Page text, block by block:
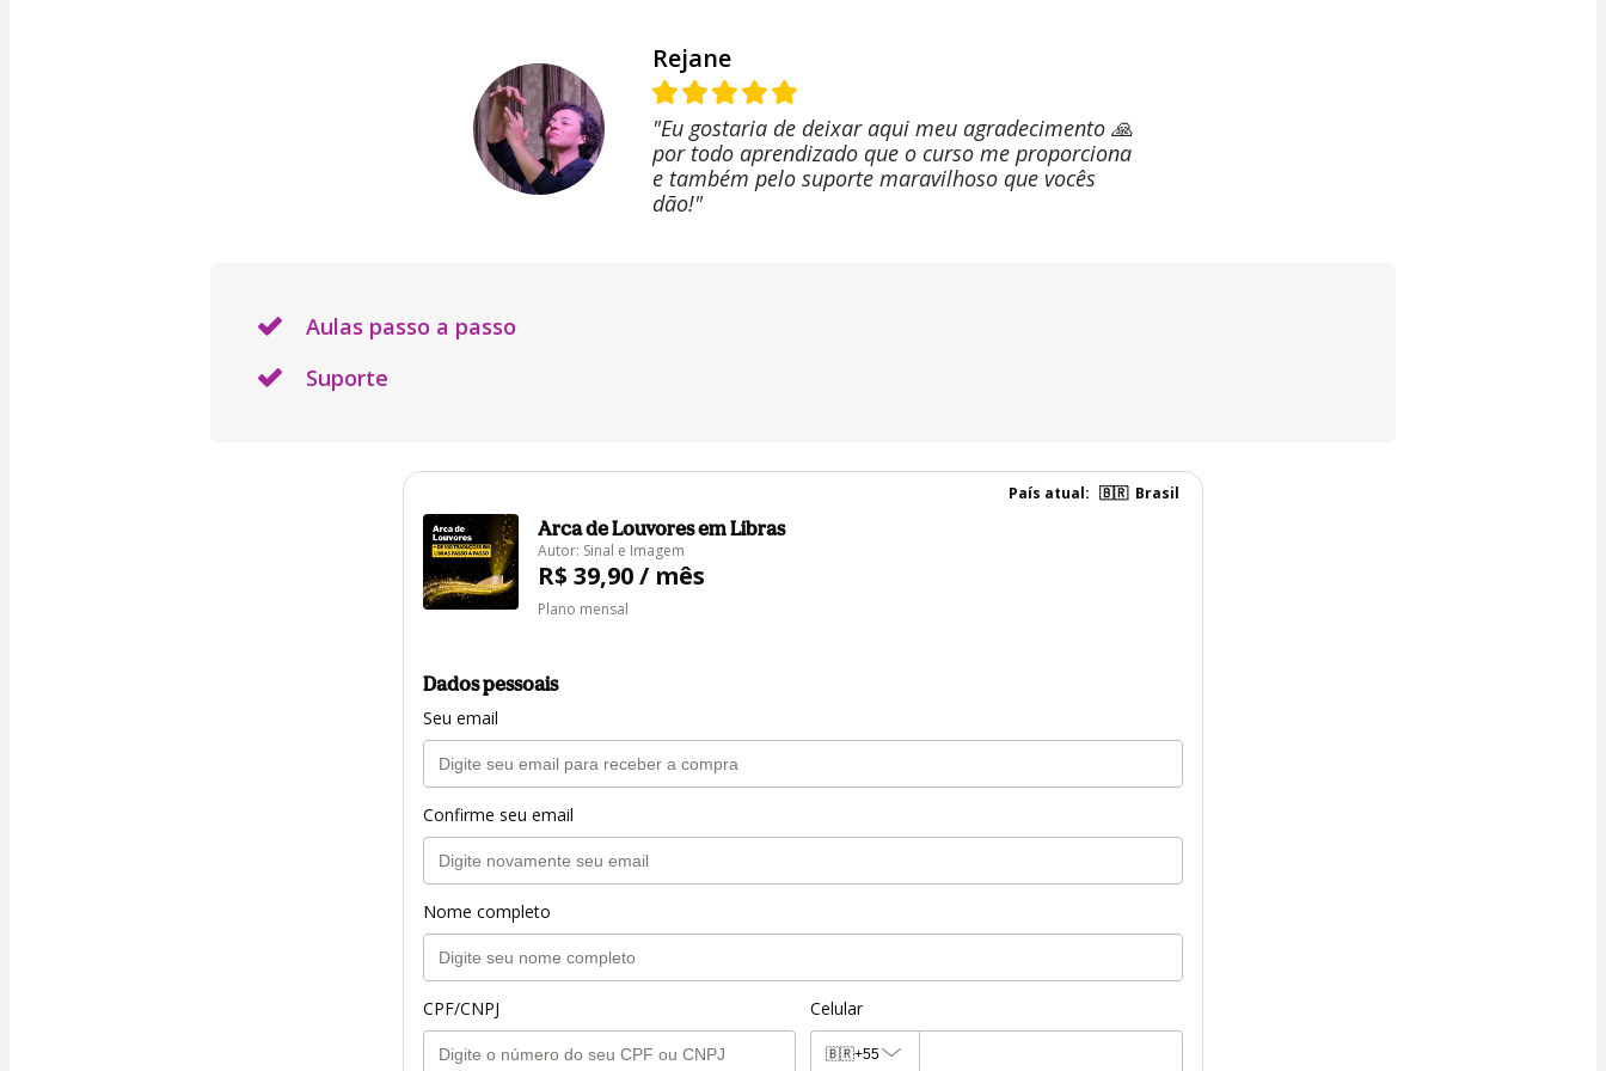
Rejane
"Eu gostaria de deixar aqui meu agradecimento 🙏
por todo aprendizado que o curso me proporciona
e também pelo suporte maravilhoso que vocês
dão!"
Aulas passo a passo
Suporte
País atual: 🇧🇷 Brasil
Arca de Louvores em Libras
Autor: Sinal e Imagem
R$ 39,90 / mês
Plano mensal
Dados pessoais
Seu email
Confirme seu email
Nome completo
CPF/CNPJ Celular
🇧🇷+55